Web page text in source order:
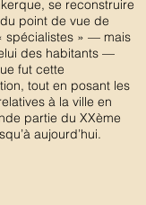
se reconstruire
point de vue de
spécialistes » — mais
des habitants —
fut cette
tout en posant les
à la ville en
partie du XXème
aujourd’hui.